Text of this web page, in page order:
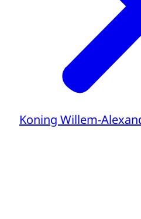
Koning Willem-